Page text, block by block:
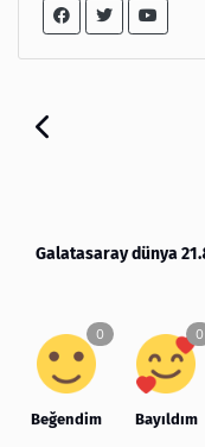
Galatasaray dünya
Beğendim Bayıldım